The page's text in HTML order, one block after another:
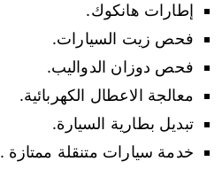
إطارات هانكوك.
فحص زيت السيارات.
فحص دوزان الدواليب.
معالجة الاعطال الكهربائية.
تبديل بطارية السيارة.
خدمة سيارات متنقلة ممتازة .